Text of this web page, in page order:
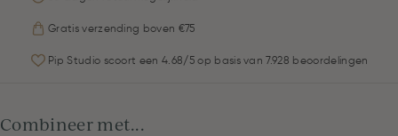
Gratis verzending boven €75
Pip Studio scoort een 4.68/5 op basis van 7.928 beoordelingen
Combineer met...